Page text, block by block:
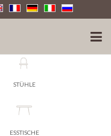
STÜHLE
ESSTISCHE